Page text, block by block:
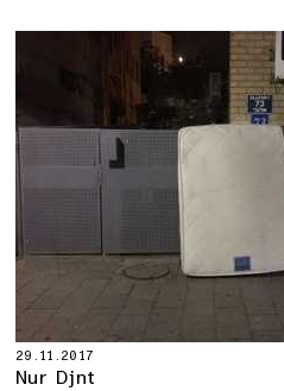
29.11.2017
Nur Djnt